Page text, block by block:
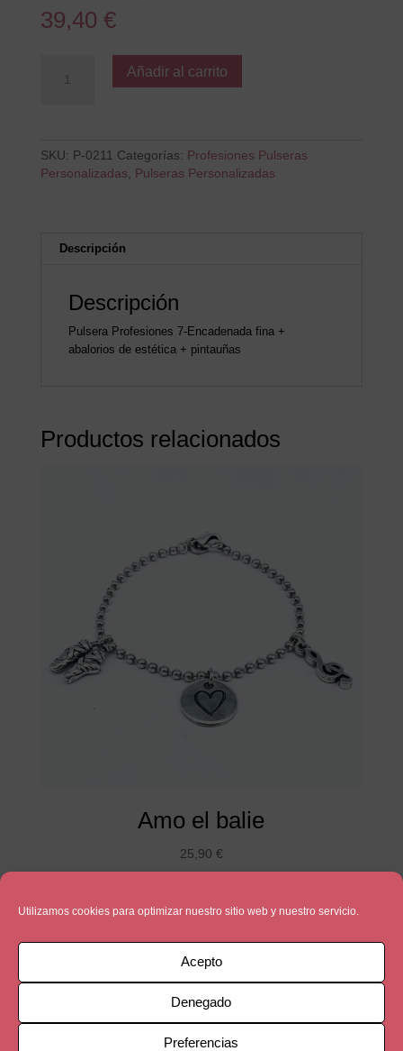
Utilizamos cookies para optimizar nuestro sitio web y nuestro servicio.
Acepto
Denegado
Preferencias
39,40 €
Añadir al carrito
SKU: P-0211 Categorías: Profesiones Pulseras
Personalizadas
Pulseras Personalizadas
Descripción
Descripción
Pulsera Profesiones 7-Encadenada fina +
abalorios de estética + pintauñas
Productos relacionados
Amo el balie
25,90 €